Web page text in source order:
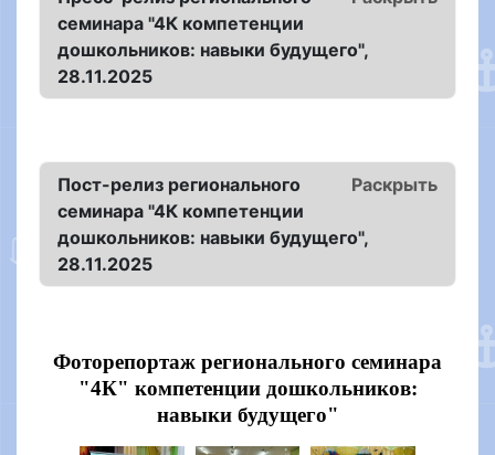
семинара "4К компетенции
дошкольников: навыки будущего",
28.11.2025
Раскрыть
Пост-релиз регионального
семинара "4К компетенции
дошкольников: навыки будущего",
28.11.2025
Фоторепортаж регионального семинара
"4К" компетенции дошкольников:
навыки будущего"